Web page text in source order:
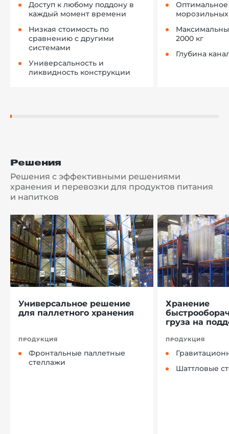
Доступ к любому поддону в
каждый момент времени
Низкая стоимость по
сравнению с другими
системами
Универсальность и
ликвидность конструкции
2000 кг
Глубина
Решения
Решения с эффективными решениями
хранения и перевозки для продуктов питания
и напитков
Универсальное решение
для паллетного хранения
ПРОДУКЦИЯ
Фронтальные паллетные
стеллажи
Хранение
груза на
ПРОДУКЦИЯ
Шаттловые